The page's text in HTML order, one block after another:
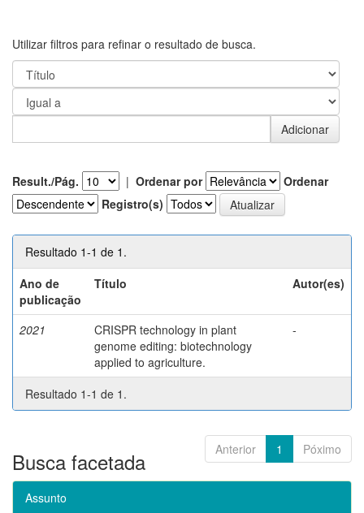
Utilizar filtros para refinar o resultado de busca.
Result./Pág. | Ordenar por
Ordenar
Registro(s)
Resultado 1-1 de 1.
Ano de
publicação
Título Autor(es)
2021
CRISPR technology in plant
genome editing: biotechnology
applied to agriculture.
-
Resultado 1-1 de 1.
Anterior 1 Póximo
Busca facetada
Assunto